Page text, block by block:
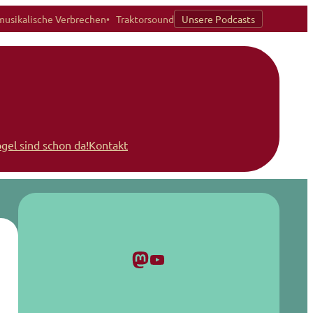
Verbrechen Traktorsound Unsere Podcasts
sind schon da!Kontakt
Mastodon YouTube